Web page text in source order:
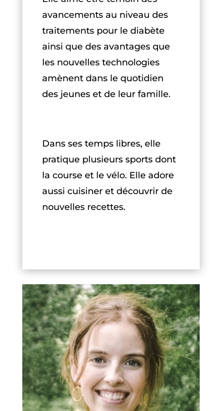
avancements au niveau des
traitements pour le diabète
ainsi que des avantages que
les nouvelles technologies
amènent dans le quotidien
des jeunes et de leur famille.
Dans ses temps libres, elle
pratique plusieurs sports dont
la course et le vélo. Elle adore
aussi cuisiner et découvrir de
nouvelles recettes.